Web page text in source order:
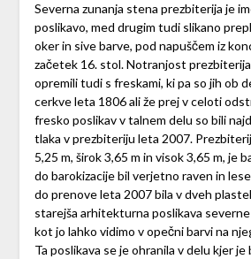
Severna zunanja stena prezbiterija je
poslikavo, med drugim tudi slikano
oker in sive barve, pod napuščem iz
začetek 16. stol. Notranjost
opremili tudi s freskami, ki pa so jih ob
cerkve leta 1806 ali že prej v celoti
fresko poslikav v talnem delu so bili
tlaka v prezbiteriju leta 2007.
5,25 m, širok 3,65 m in visok 3,65 m, je
do barokizacije bil verjetno raven in
do prenove leta 2007 bila v dveh
starejša arhitekturna poslikava
kot jo lahko vidimo v opečni barvi na
Ta poslikava se je ohranila v delu kjer je